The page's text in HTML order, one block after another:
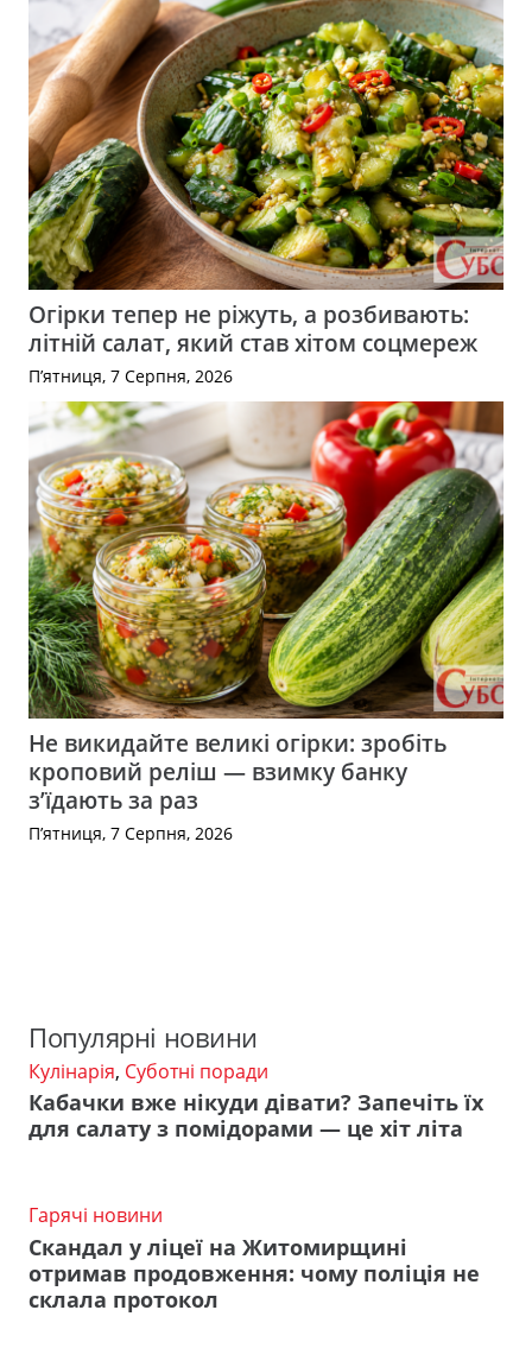
Огірки тепер не ріжуть, а розбивають:
літній салат, який став хітом соцмереж
П’ятниця, 7 Серпня, 2026
Не викидайте великі огірки: зробіть
кроповий реліш — взимку банку
з’їдають за раз
П’ятниця, 7 Серпня, 2026
Популярні новини
Кулінарія, Суботні поради
Кабачки вже нікуди дівати? Запечіть їх
для салату з помідорами — це хіт літа
Гарячі новини
Скандал у ліцеї на Житомирщині
отримав продовження: чому поліція не
склала протокол